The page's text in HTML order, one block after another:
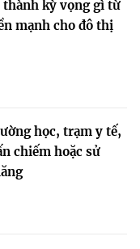
kỳ vọng gì từ
mạnh cho đô thị
học, trạm y tế,
chiếm hoặc sử